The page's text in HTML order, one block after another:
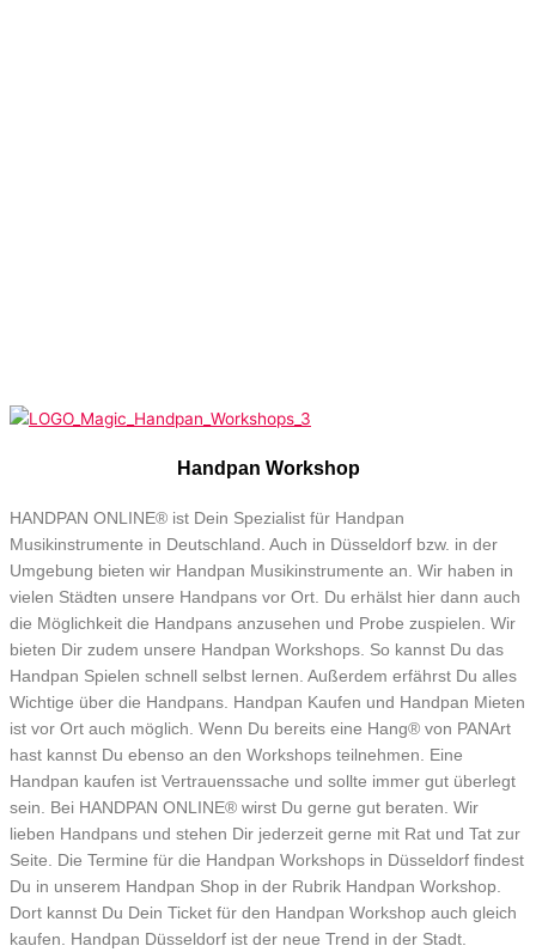
Handpan Workshop
HANDPAN ONLINE® ist Dein Spezialist für Handpan
Musikinstrumente in Deutschland. Auch in Düsseldorf bzw. in der
Umgebung bieten wir Handpan Musikinstrumente an. Wir haben in
vielen Städten unsere Handpans vor Ort. Du erhälst hier dann auch
die Möglichkeit die Handpans anzusehen und Probe zuspielen. Wir
bieten Dir zudem unsere Handpan Workshops. So kannst Du das
Handpan Spielen schnell selbst lernen. Außerdem erfährst Du alles
Wichtige über die Handpans. Handpan Kaufen und Handpan Mieten
ist vor Ort auch möglich. Wenn Du bereits eine Hang® von PANArt
hast kannst Du ebenso an den Workshops teilnehmen. Eine
Handpan kaufen ist Vertrauenssache und sollte immer gut überlegt
sein. Bei HANDPAN ONLINE® wirst Du gerne gut beraten. Wir
lieben Handpans und stehen Dir jederzeit gerne mit Rat und Tat zur
Seite. Die Termine für die Handpan Workshops in Düsseldorf findest
Du in unserem Handpan Shop in der Rubrik Handpan Workshop.
Dort kannst Du Dein Ticket für den Handpan Workshop auch gleich
kaufen. Handpan Düsseldorf ist der neue Trend in der Stadt.